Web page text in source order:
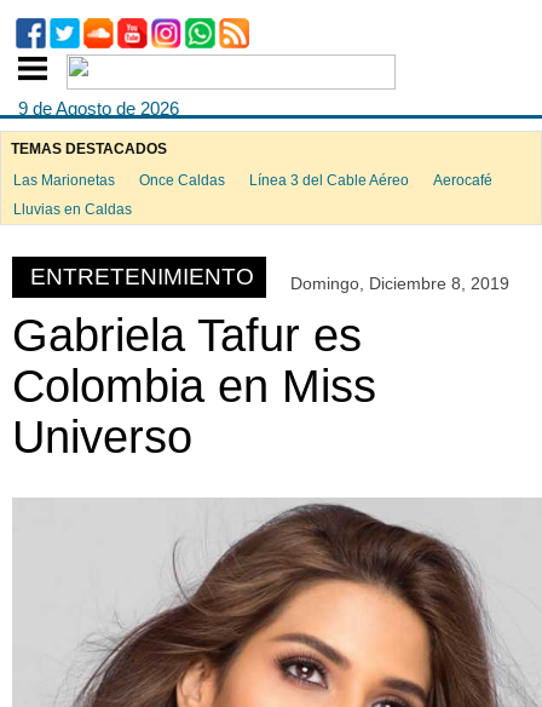
9 de Agosto de 2026
TEMAS DESTACADOS
Las Marionetas
Once Caldas Línea 3 del Cable Aéreo
Aerocafé
Lluvias en Caldas
ENTRETENIMIENTO Domingo, Diciembre 8, 2019
Gabriela Tafur es
Colombia en Miss
Universo